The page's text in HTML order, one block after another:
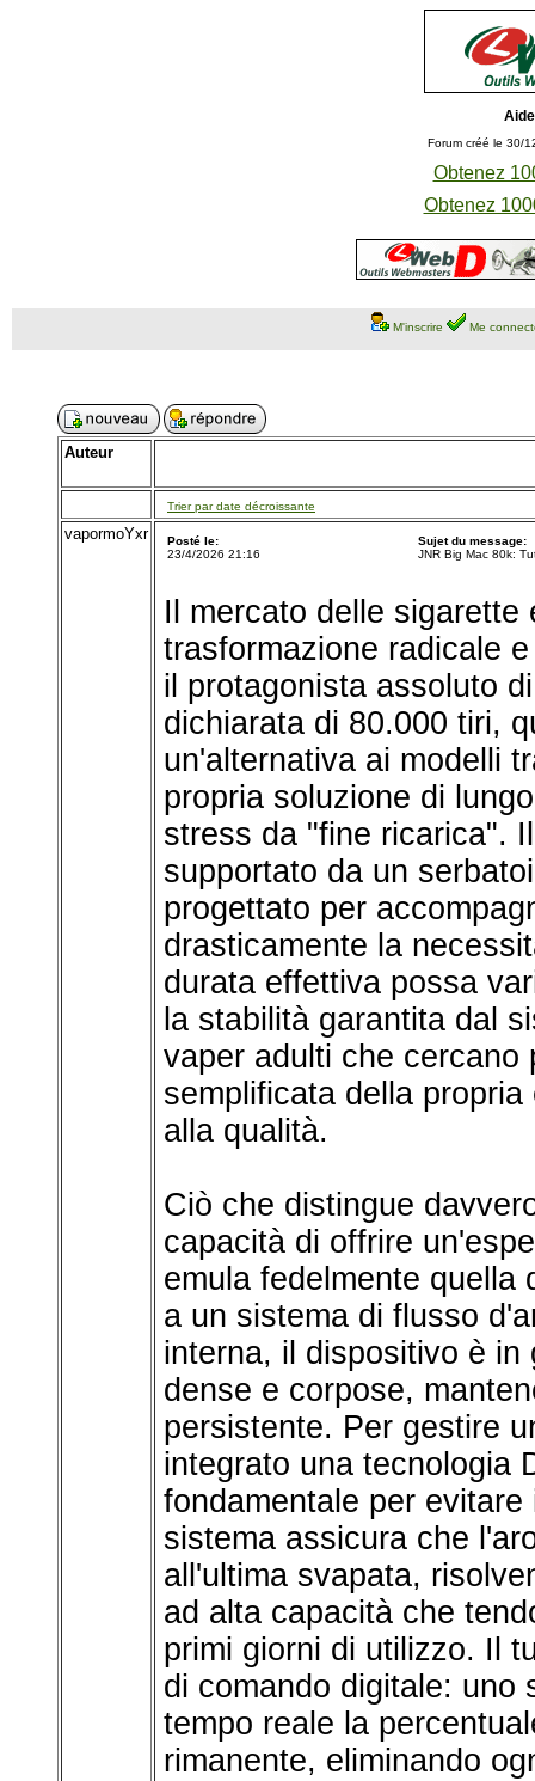
Forum créé le 30/
Obtenez
Obtenez
M'inscrire Me
Auteur
Trier par date décroissante
vapormoYxr
Posté le:
23/4/2026 21:16
Sujet du message:
JNR Big Mac 80k:
Il mercato delle
trasformazione radicale
il protagonista assoluto
dichiarata di 80.000 tiri,
un'alternativa ai modelli
propria soluzione di
stress da "fine ricarica".
supportato da un
progettato per
drasticamente la
durata effettiva possa
la stabilità garantita dal
vaper adulti che cercano
semplificata della
alla qualità.
Ciò che distingue
capacità di offrire
emula fedelmente quella
a un sistema di flusso
interna, il dispositivo è in
dense e corpose,
persistente. Per gestire
integrato una tecnologia
fondamentale per
sistema assicura che
all'ultima svapata,
ad alta capacità che
primi giorni di utilizzo. Il
di comando digitale: uno
tempo reale la
rimanente, eliminando